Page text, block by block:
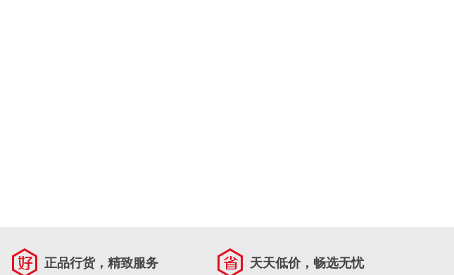
正品行货，精致服务 天天低价，畅选无忧